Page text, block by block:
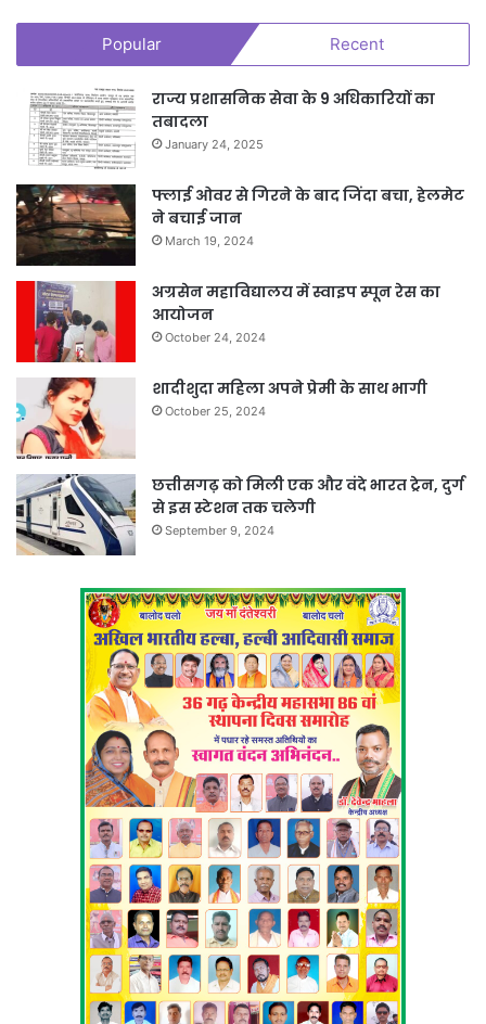
Popular Recent
राज्य प्रशासनिक सेवा के 9 अधिकारियों का
तबादला
January 24, 2025
फ्लाई ओवर से गिरने के बाद जिंदा बचा, हेलमेट
ने बचाई जान
March 19, 2024
अग्रसेन महाविद्यालय में स्वाइप स्पून रेस का
आयोजन
October 24, 2024
शादीशुदा महिला अपने प्रेमी के साथ भागी
October 25, 2024
छत्तीसगढ़ को मिली एक और वंदे भारत ट्रेन, दुर्ग
से इस स्टेशन तक चलेगी
September 9, 2024